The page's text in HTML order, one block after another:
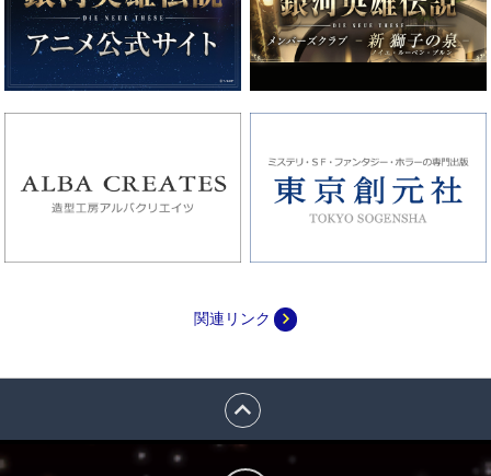
関連リンク navigate_next
expand_less